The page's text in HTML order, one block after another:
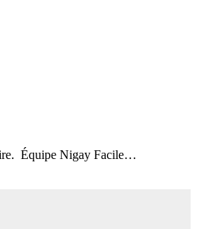
Équipe Nigay Facile…